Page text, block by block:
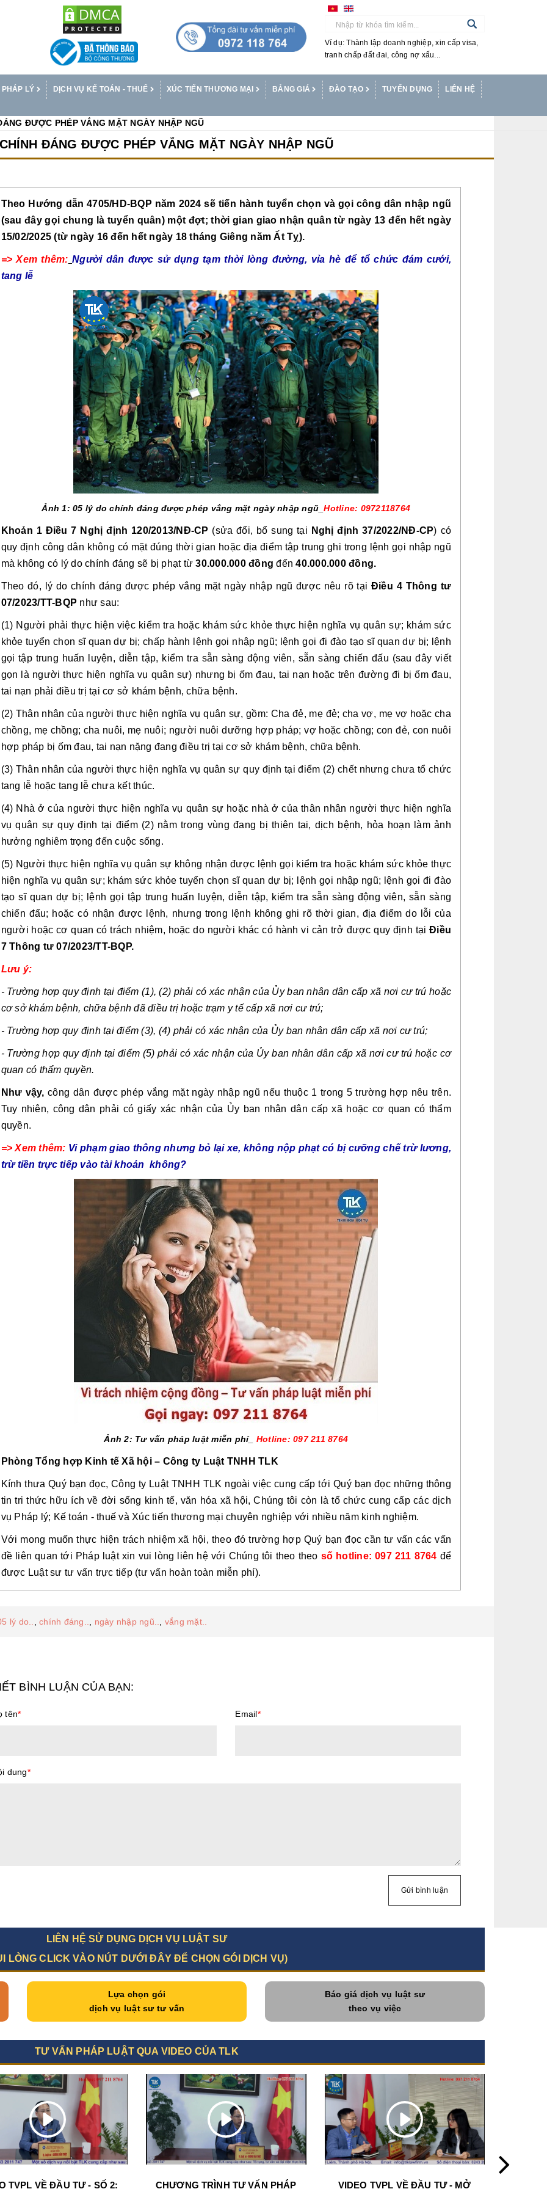
Ví dụ: Thành lập doanh nghiệp, xin cấp visa,
tranh chấp đất đai, công nợ xấu...
PHÁP LÝ DỊCH VỤ KẾ TOÁN - THUẾ XÚC TIẾN THƯƠNG MẠI BẢNG GIÁ ĐÀO TẠO TUYỂN DỤNG LIÊN HỆ
ĐƯỢC PHÉP VẮNG MẶT NGÀY NHẬP NGŨ
ĐÁNG ĐƯỢC PHÉP VẮNG MẶT NGÀY NHẬP NGŨ
Theo Hướng dẫn 4705/HD-BQP năm 2024 sẽ tiến hành tuyển chọn và gọi công dân nhập ngũ
(sau đây gọi chung là tuyển quân) một đợt; thời gian giao nhận quân từ ngày 13 đến hết ngày
15/02/2025 (từ ngày 16 đến hết ngày 18 tháng Giêng năm Ất Tỵ).
=> Xem thêm: Người dân được sử dụng tạm thời lòng đường, vỉa hè để tổ chức đám cưới,
tang lễ
Ảnh 1: 05 lý do chính đáng được phép vắng mặt ngày nhập ngũ_Hotline: 0972118764
Khoản 1 Điều 7 Nghị định 120/2013/NĐ-CP (sửa đổi, bổ sung tại Nghị định 37/2022/NĐ-CP) có
quy định công dân không có mặt đúng thời gian hoặc địa điểm tập trung ghi trong lệnh gọi nhập ngũ
mà không có lý do chính đáng sẽ bị phạt từ30.000.000 đồng đến40.000.000 đồng.
Theo đó, lý do chính đáng được phép vắng mặt ngày nhập ngũ được nêu rõ tại Điều 4 Thông tư
07/2023/TT-BQP như sau:
(1) Người phải thực hiện việc kiểm tra hoặc khám sức khỏe thực hiện nghĩa vụ quân sự; khám sức
khỏe tuyển chọn sĩ quan dự bị; chấp hành lệnh gọi nhập ngũ; lệnh gọi đi đào tạo sĩ quan dự bị; lệnh
gọi tập trung huấn luyện, diễn tập, kiểm tra sẵn sàng động viên, sẵn sàng chiến đấu (sau đây viết
gọn là người thực hiện nghĩa vụ quân sự) nhưng bị ốm đau, tai nạn hoặc trên đường đi bị ốm đau,
tai nạn phải điều trị tại cơ sở khám bệnh, chữa bệnh.
(2) Thân nhân của người thực hiện nghĩa vụ quân sự, gồm: Cha đẻ, mẹ đẻ; cha vợ, mẹ vợ hoặc cha
chồng, mẹ chồng; cha nuôi, mẹ nuôi; người nuôi dưỡng hợp pháp; vợ hoặc chồng; con đẻ, con nuôi
hợp pháp bị ốm đau, tai nạn nặng đang điều trị tại cơ sở khám bệnh, chữa bệnh.
(3) Thân nhân của người thực hiện nghĩa vụ quân sự quy định tại điểm (2) chết nhưng chưa tổ chức
tang lễ hoặc tang lễ chưa kết thúc.
(4) Nhà ở của người thực hiện nghĩa vụ quân sự hoặc nhà ở của thân nhân người thực hiện nghĩa
vụ quân sự quy định tại điểm (2) nằm trong vùng đang bị thiên tai, dịch bệnh, hỏa hoạn làm ảnh
hưởng nghiêm trọng đến cuộc sống.
(5) Người thực hiện nghĩa vụ quân sự không nhận được lệnh gọi kiểm tra hoặc khám sức khỏe thực
hiện nghĩa vụ quân sự; khám sức khỏe tuyển chọn sĩ quan dự bị; lệnh gọi nhập ngũ; lệnh gọi đi đào
tạo sĩ quan dự bị; lệnh gọi tập trung huấn luyện, diễn tập, kiểm tra sẵn sàng động viên, sẵn sàng
chiến đấu; hoặc có nhận được lệnh, nhưng trong lệnh không ghi rõ thời gian, địa điểm do lỗi của
người hoặc cơ quan có trách nhiệm, hoặc do người khác có hành vi cản trở được quy định tại Điều
7 Thông tư 07/2023/TT-BQP.
Lưu ý:
- Trường hợp quy định tại điểm (1), (2) phải có xác nhận của Ủy ban nhân dân cấp xã nơi cư trú hoặc
cơ sở khám bệnh, chữa bệnh đã điều trị hoặc trạm y tế cấp xã nơi cư trú;
- Trường hợp quy định tại điểm (3), (4) phải có xác nhận của Ủy ban nhân dân cấp xã nơi cư trú;
- Trường hợp quy định tại điểm (5) phải có xác nhận của Ủy ban nhân dân cấp xã nơi cư trú hoặc cơ
quan có thẩm quyền.
Như vậy,công dân được phép vắng mặt ngày nhập ngũ nếu thuộc 1 trong 5 trường hợp nêu trên.
Tuy nhiên, công dân phải có giấy xác nhận của Ủy ban nhân dân cấp xã hoặc cơ quan có thẩm
quyền.
=> Xem thêm: Vi phạm giao thông nhưng bỏ lại xe, không nộp phạt có bị cưỡng chế trừ lương,
trừ tiền trực tiếp vào tài khoản không?
Ảnh 2: Tư vấn pháp luật miễn phí_ Hotline: 097 211 8764
Phòng Tổng hợp Kinh tế Xã hội – Công ty Luật TNHH TLK
Kính thưa Quý bạn đọc, Công ty Luật TNHH TLK ngoài việc cung cấp tới Quý bạn đọc những thông
tin tri thức hữu ích về đời sống kinh tế, văn hóa xã hội, Chúng tôi còn là tổ chức cung cấp các dịch
vụ Pháp lý; Kế toán - thuế và Xúc tiến thương mại chuyên nghiệp với nhiều năm kinh nghiệm.
Với mong muốn thực hiện trách nhiệm xã hội, theo đó trường hợp Quý bạn đọc cần tư vấn các vấn
đề liên quan tới Pháp luật xin vui lòng liên hệ với Chúng tôi theo theo số hotline: 097 211 8764 để
được Luật sư tư vấn trực tiếp (tư vấn hoàn toàn miễn phí).
lý do.. chính đáng.. ngày nhập ngũ.. vắng mặt..
BÌNH LUẬN CỦA BẠN:
tên* Email*
dung*
Gửi bình luận
LIÊN HỆ SỬ DỤNG DỊCH VỤ LUẬT SƯ
LÒNG CLICK VÀO NÚT DƯỚI ĐÂY ĐỂ CHỌN GÓI DỊCH VỤ)
Lựa chọn gói
dịch vụ luật sư tư vấn
Báo giá dịch vụ luật sư
theo vụ việc
TƯ VẤN PHÁP LUẬT QUA VIDEO CỦA TLK
TVPL VỀ ĐẦU TƯ - SỐ 2: CHƯƠNG TRÌNH TƯ VẤN PHÁP VIDEO TVPL VỀ ĐẦU TƯ - MỞ